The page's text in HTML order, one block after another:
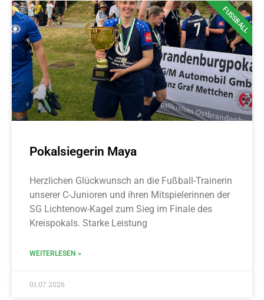
FUSSBALL
Pokalsiegerin Maya
Herzlichen Glückwunsch an die Fußball-Trainerin
unserer C-Junioren und ihren Mitspielerinnen der
SG Lichtenow-Kagel zum Sieg im Finale des
Kreispokals. Starke Leistung
WEITERLESEN »
01.07.2026